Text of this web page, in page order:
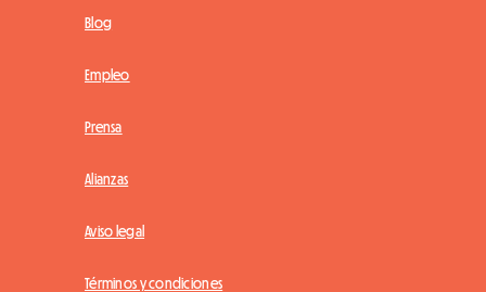
Blog
Empleo
Prensa
Alianzas
Aviso legal
Términos y condiciones